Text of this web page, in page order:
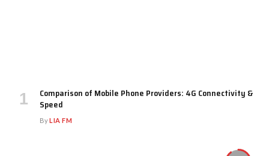
Comparison of Mobile Phone Providers: 4G Connectivity &
Speed
ByLIA FM